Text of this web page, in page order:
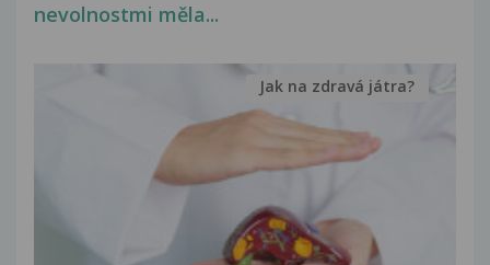
nevolnostmi měla...
Jak na zdravá játra?